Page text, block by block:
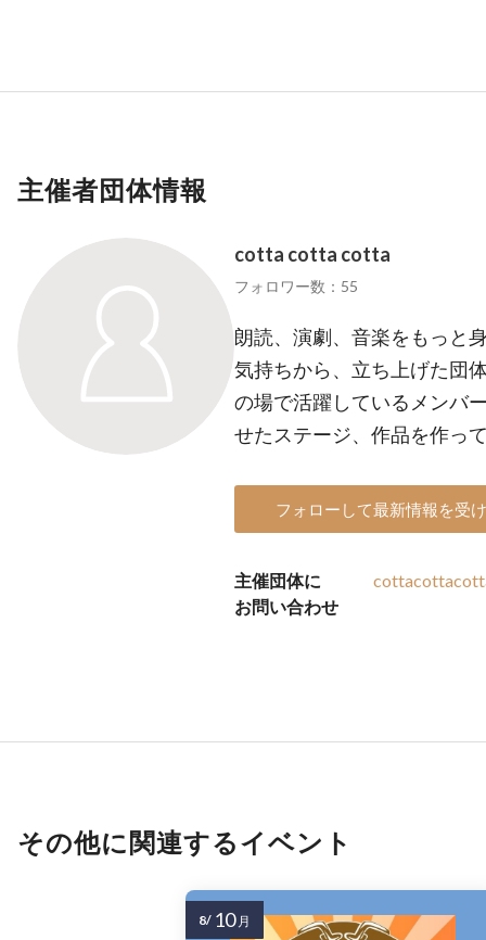
主催者団体情報
cotta cotta cotta
フォロワー数：55
朗読、演劇、音楽をもっと
気持ちから、立ち上げた団
の場で活躍しているメンバ
せたステージ、作品を作っ
フォローして最新情報を受
主催団体に
お問い合わせ
その他に関連するイベント
8/ 10 月